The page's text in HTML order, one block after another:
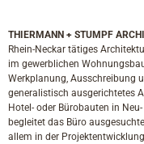
THIERMANN + STUMPF
Rhein-Neckar tätiges
im gewerblichen
Werkplanung, Ausschreibung
generalistisch ausgerichtetes
Hotel- oder Bürobauten in
begleitet das Büro
allem in der